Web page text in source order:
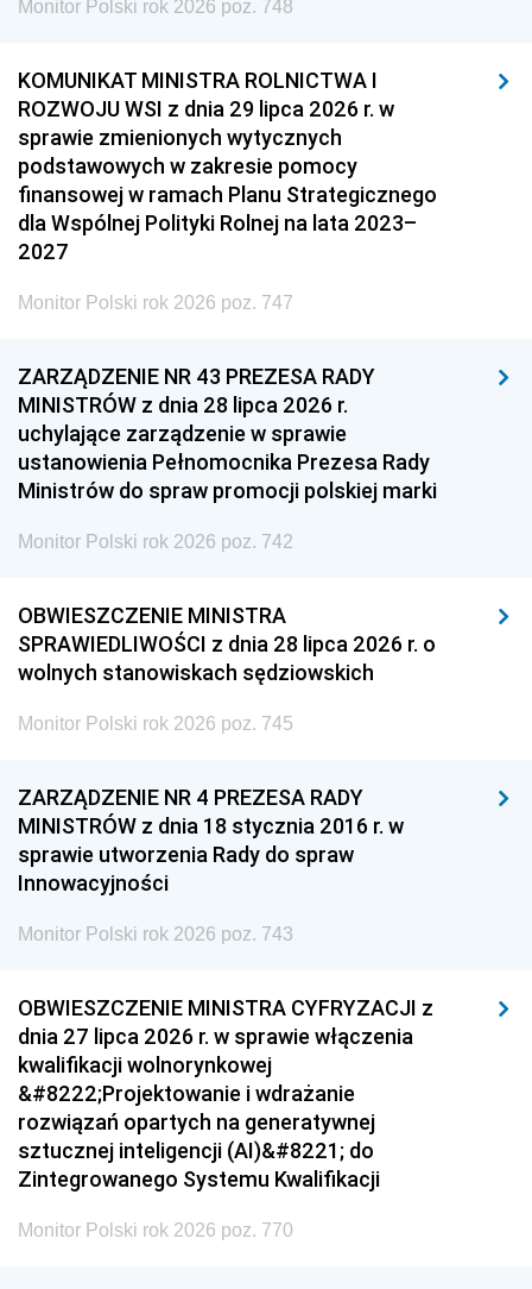
Monitor Polski rok 2026 poz. 748
KOMUNIKAT MINISTRA ROLNICTWA I
ROZWOJU WSI z dnia 29 lipca 2026 r. w
sprawie zmienionych wytycznych
podstawowych w zakresie pomocy
finansowej w ramach Planu Strategicznego
dla Wspólnej Polityki Rolnej na lata 2023–
2027
Monitor Polski rok 2026 poz. 747
ZARZĄDZENIE NR 43 PREZESA RADY
MINISTRÓW z dnia 28 lipca 2026 r.
uchylające zarządzenie w sprawie
ustanowienia Pełnomocnika Prezesa Rady
Ministrów do spraw promocji polskiej marki
Monitor Polski rok 2026 poz. 742
OBWIESZCZENIE MINISTRA
SPRAWIEDLIWOŚCI z dnia 28 lipca 2026 r. o
wolnych stanowiskach sędziowskich
Monitor Polski rok 2026 poz. 745
ZARZĄDZENIE NR 4 PREZESA RADY
MINISTRÓW z dnia 18 stycznia 2016 r. w
sprawie utworzenia Rady do spraw
Innowacyjności
Monitor Polski rok 2026 poz. 743
OBWIESZCZENIE MINISTRA CYFRYZACJI z
dnia 27 lipca 2026 r. w sprawie włączenia
kwalifikacji wolnorynkowej
&#8222;Projektowanie i wdrażanie
rozwiązań opartych na generatywnej
sztucznej inteligencji (AI)&#8221; do
Zintegrowanego Systemu Kwalifikacji
Monitor Polski rok 2026 poz. 770